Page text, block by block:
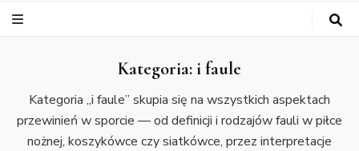
Kategoria: i faule
Kategoria „i faule” skupia się na wszystkich aspektach
przewinień w sporcie — od definicji i rodzajów fauli w piłce
nożnej, koszykówce czy siatkówce, przez interpretacje